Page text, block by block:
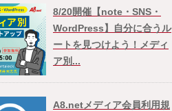
8/20開催【note・SNS・
WordPress】自分に合うル
ートを見つけよう！メディ
ア別...
A8.netメディア会員利用規